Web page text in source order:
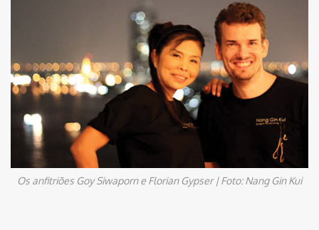
Os anfitriões Goy Siwaporn e Florian Gypser | Foto: Nang Gin Kui